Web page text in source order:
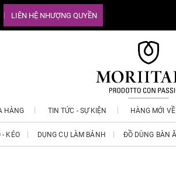
LIÊN HỆ NHƯỢNG QUYỀN
HÀNG TIN TỨC - SỰ KIỆN HÀNG MỚI VỀ
- KÉO DỤNG CỤ LÀM BÁNH ĐỒ DÙNG BÀN